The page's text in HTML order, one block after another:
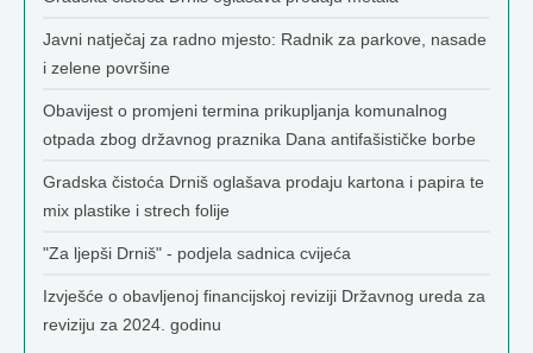
Javni natječaj za radno mjesto: Radnik za parkove, nasade
i zelene površine
Obavijest o promjeni termina prikupljanja komunalnog
otpada zbog državnog praznika Dana antifašističke borbe
Gradska čistoća Drniš oglašava prodaju kartona i papira te
mix plastike i strech folije
"Za ljepši Drniš" - podjela sadnica cvijeća
Izvješće o obavljenoj financijskoj reviziji Državnog ureda za
reviziju za 2024. godinu